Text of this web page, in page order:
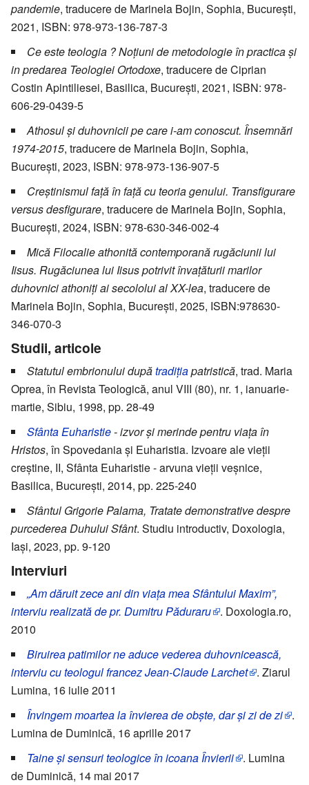
pandemie, traducere de Marinela Bojin, Sophia, București,
2021, ISBN: 978-973-136-787-3
Ce este teologia ? Noțiuni de metodologie în practica şi
in predarea Teologiei Ortodoxe, traducere de Ciprian
Costin Apintiliesei, Basilica, București, 2021, ISBN: 978-
606-29-0439-5
Athosul şi duhovnicii pe care i-am conoscut. Însemnări
1974-2015, traducere de Marinela Bojin, Sophia,
București, 2023, ISBN: 978-973-136-907-5
Creștinismul față în față cu teoria genului. Transfigurare
versus desfigurare, traducere de Marinela Bojin, Sophia,
București, 2024, ISBN: 978-630-346-002-4
Mică Filocalie athonită contemporană rugăciunii lui
Iisus. Rugăciunea lui Iisus potrivit învațăturii marilor
duhovnici athoniți ai secololui al XX-lea, traducere de
Marinela Bojin, Sophia, București, 2025, ISBN:978630-
346-070-3
Studii, articole
Statutul embrionului dupătradițiapatristică, trad. Maria
Oprea, în Revista Teologică, anul VIII (80), nr. 1, ianuarie-
martie, Sibiu, 1998, pp. 28-49
Sfânta Euharistie- izvor și merinde pentru viața în
Hristos, în Spovedania și Euharistia. Izvoare ale vieții
creștine, II, Sfânta Euharistie - arvuna vieții veșnice,
Basilica, București, 2014, pp. 225-240
Sfântul Grigorie Palama, Tratate demonstrative despre
purcederea Duhului Sfânt. Studiu introductiv, Doxologia,
Iași, 2023, pp. 9-120
Interviuri
„Am dăruit zece ani din viața mea Sfântului Maxim”,
interviu realizată de pr. Dumitru Păduraru
. Doxologia.ro,
2010
Biruirea patimilor ne aduce vederea duhovnicească,
interviu cu teologul francez Jean-Claude Larchet
. Ziarul
Lumina, 16 iulie 2011
Învingem moartea la învierea de obște, dar și zi de zi
.
Lumina de Duminică, 16 aprille 2017
Taine și sensuri teologice în icoana Învierii
. Lumina
de Duminică, 14 mai 2017